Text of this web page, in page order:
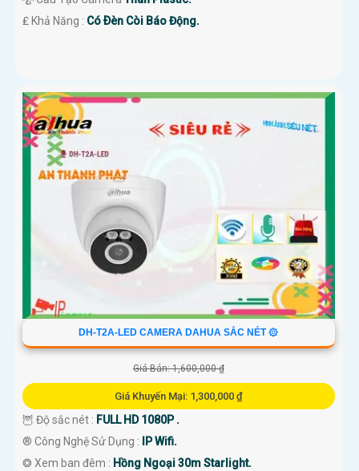
️₤ Khả Năng : Có Ðèn Còi Báo Động.
DH-T2A-LED CAMERA DAHUA SẮC NÉT ۞
Giá Bán: 1,600,000 ₫
Giá Khuyến Mại: 1,300,000 ₫
🦉 Độ sắc nét : FULL HD 1080P .
®️ Công Nghệ Sử Dụng :
IP Wifi.
❂ Xem ban đêm : Hồng Ngoại 30m Starlight.